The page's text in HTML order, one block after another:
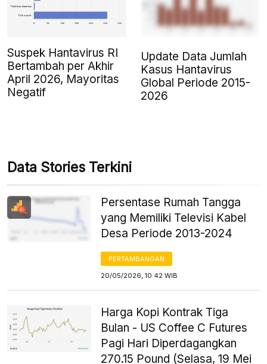
Suspek Hantavirus RI
Bertambah per Akhir
April 2026, Mayoritas
Negatif
Update Data Jumlah
Kasus Hantavirus
Global Periode 2015-
2026
Data Stories Terkini
Persentase Rumah Tangga
yang Memiliki Televisi Kabel
Desa Periode 2013-2024
PERTAMBANGAN
20/05/2026, 10:42 WIB
Harga Kopi Kontrak Tiga
Bulan - US Coffee C Futures
Pagi Hari Diperdagangkan
270.15 Pound (Selasa, 19 Mei